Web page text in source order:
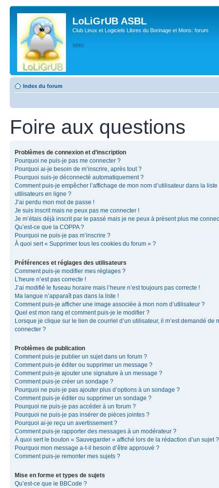
LoLiGrUB ASBL
Club Linux et Logiciels Libres du Borinage et Mons: forum
WIKI
Index du forum
Foire aux questions
Problèmes de connexion et d’inscription
Pourquoi ne puis-je pas me connecter ?
Pourquoi ai-je besoin de m’inscrire, après tout ?
Pourquoi suis-je déconnecté automatiquement ?
Comment puis-je empêcher l’affichage de mon nom d’utilisateur dans la liste
utilisateurs en ligne ?
J’ai perdu mon mot de passe !
Je suis inscrit mais ne peux pas me connecter !
Je m’étais déjà inscrit par le passé mais je ne peux à présent plus me
Qu’est-ce que la COPPA ?
Pourquoi ne puis-je pas m’inscrire ?
À quoi sert « Supprimer tous les cookies du forum » ?
Préférences et réglages des utilisateurs
Comment puis-je modifier mes réglages ?
L’heure n’est pas correcte !
J’ai modifié le fuseau horaire mais l’heure n’est toujours pas correcte !
Ma langue n’apparaît pas dans la liste !
Comment puis-je afficher une image associée à mon nom d’utilisateur ?
Quel est mon rang et comment puis-je le modifier ?
Lorsque je clique sur le lien de courriel d’un utilisateur, il m’est demandé de
connecter ?
Problèmes de publication
Comment puis-je publier un sujet dans un forum ?
Comment puis-je éditer ou supprimer un message ?
Comment puis-je ajouter une signature à un message ?
Comment puis-je créer un sondage ?
Pourquoi ne puis-je pas ajouter plus d’options à un sondage ?
Comment puis-je éditer ou supprimer un sondage ?
Pourquoi ne puis-je pas accéder à un forum ?
Pourquoi ne puis-je pas insérer de pièces jointes ?
Pourquoi ai-je reçu un avertissement ?
Comment puis-je rapporter des messages à un modérateur ?
À quoi sert le bouton « Sauvegarder » affiché lors de la rédaction d’un sujet ?
Pourquoi mon message a-t-il besoin d’être approuvé ?
Comment puis-je remonter mes sujets ?
Mise en forme et types de sujets
Qu’est-ce que le BBCode ?